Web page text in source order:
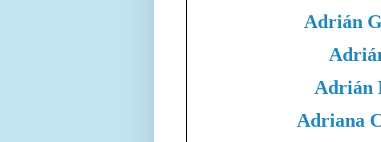
Adrián
Adrián
Adriana